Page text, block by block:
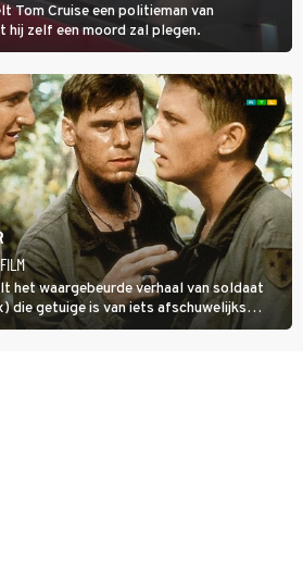
Tom Cruise een politieman van
zelf een moord zal plegen.
het waargebeurde verhaal van soldaat
die getuige is van iets afschuwelijks
Hij besluit uit de school te klappen.